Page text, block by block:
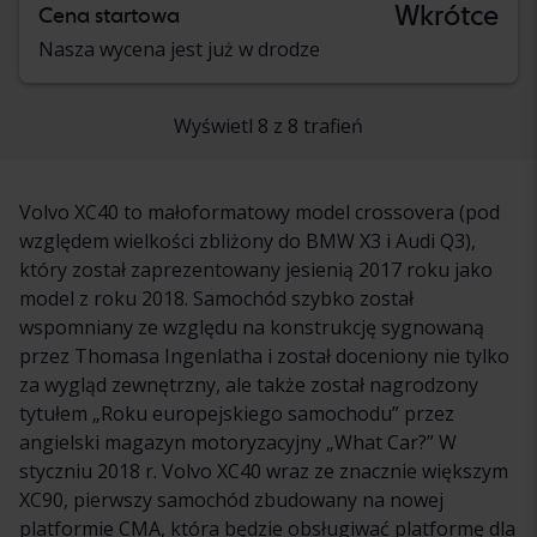
Cena startowa Wkrótce
Nasza wycena jest już w drodze
Wyświetl 8 z 8 trafień
Volvo XC40 to małoformatowy model crossovera (pod
względem wielkości zbliżony do BMW X3 i Audi Q3),
który został zaprezentowany jesienią 2017 roku jako
model z roku 2018. Samochód szybko został
wspomniany ze względu na konstrukcję sygnowaną
przez Thomasa Ingenlatha i został doceniony nie tylko
za wygląd zewnętrzny, ale także został nagrodzony
tytułem „Roku europejskiego samochodu” przez
angielski magazyn motoryzacyjny „What Car?” W
styczniu 2018 r. Volvo XC40 wraz ze znacznie większym
XC90, pierwszy samochód zbudowany na nowej
platformie CMA, która będzie obsługiwać platformę dla